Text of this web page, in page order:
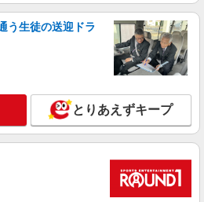
試用期間中 時給1,300円以上
た場合、残業代を1
スメイト鷺ノ宮参番館 （東京都練馬区
詳細を見る
式会社 39274_p
う生徒の送迎ドラ
とりあえずキープ